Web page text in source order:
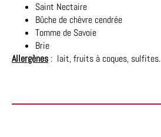
Saint Nectaire
Bûche de chèvre cendrée
Tomme de Savoie
Brie
Allergènes : lait, fruits à coques, sulfites.